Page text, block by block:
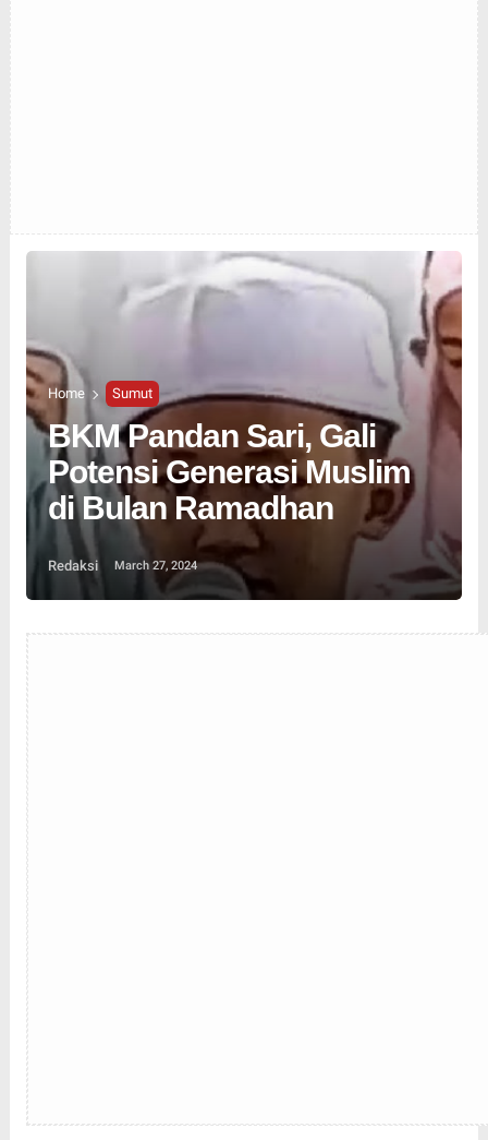
Home Sumut
BKM Pandan Sari, Gali
Potensi Generasi Muslim
di Bulan Ramadhan
Redaksi March 27, 2024